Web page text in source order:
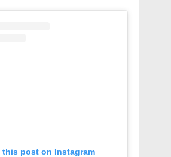
this post on Instagram